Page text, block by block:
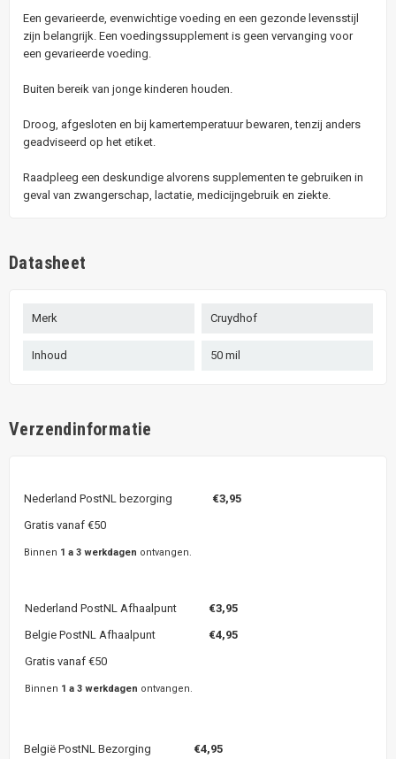
Een gevarieerde, evenwichtige voeding en een gezonde levensstijl
zijn belangrijk. Een voedingssupplement is geen vervanging voor
een gevarieerde voeding.
Buiten bereik van jonge kinderen houden.
Droog, afgesloten en bij kamertemperatuur bewaren, tenzij anders
geadviseerd op het etiket.
Raadpleeg een deskundige alvorens supplementen te gebruiken in
geval van zwangerschap, lactatie, medicijngebruik en ziekte.
Datasheet
Merk Cruydhof
Inhoud 50 mil
Verzendinformatie
Nederland PostNL bezorging €3,95
Gratis vanaf €50
Binnen 1 a 3 werkdagen ontvangen.
Nederland PostNL Afhaalpunt €3,95
Belgie PostNL Afhaalpunt
€4,95
Gratis vanaf €50
Binnen 1 a 3 werkdagen ontvangen.
België PostNL Bezorging €4,95